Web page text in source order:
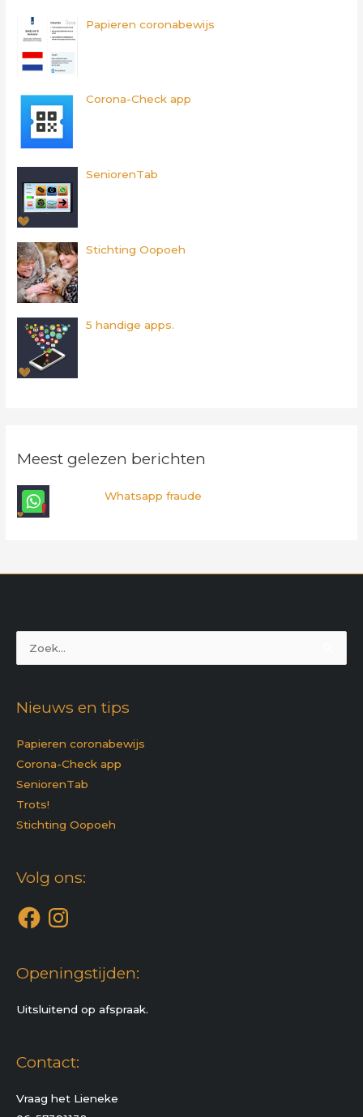
Papieren coronabewijs
Corona-Check app
SeniorenTab
Stichting Oopoeh
5 handige apps.
Meest gelezen berichten
Whatsapp fraude
Zoek
Nieuws en tips
Papieren coronabewijs
Corona-Check app
SeniorenTab
Trots!
Stichting Oopoeh
Volg ons:
Facebook
Openingstijden:
Uitsluitend op afspraak.
Contact:
Vraag het Lieneke